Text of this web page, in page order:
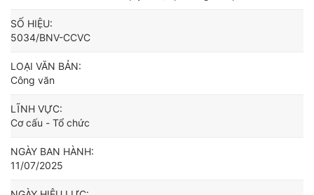
SỐ HIỆU:
5034/BNV-CCVC
LOẠI VĂN BẢN:
Công văn
LĨNH VỰC:
Cơ cấu - Tổ chức
NGÀY BAN HÀNH:
11/07/2025